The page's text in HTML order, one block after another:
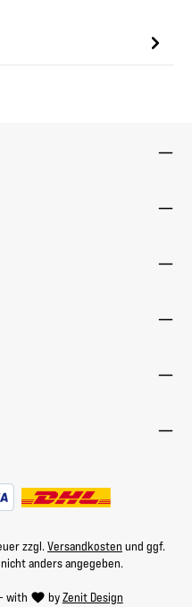
with byZenit Design
zzgl. Versandkosten und ggf.
anders angegeben.